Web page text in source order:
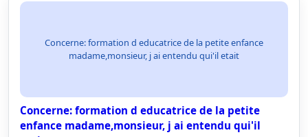
Concerne: formation d educatrice de la petite enfance
madame,monsieur, j ai entendu qui'il etait
Concerne: formation d educatrice de la petite
enfance madame,monsieur, j ai entendu qui'il